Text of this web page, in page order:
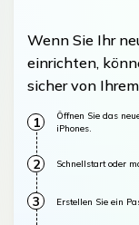
Wenn Sie Ihr
einrichten,
sicher von
1
Öffnen Sie das
iPhones.
2 Schnellstart oder
3 Erstellen Sie ein